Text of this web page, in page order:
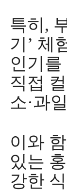
특히 ,
기 ’ 체
인기
직접
소·과
이와
있는
강한